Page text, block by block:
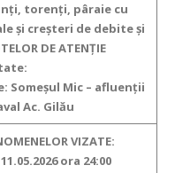
torenţi, pâraie cu
şi creşteri de debite şi
DE ATENȚIE
Someșul Mic – afluenții
Ac. Gilău
VIZATE:
ora 24:00